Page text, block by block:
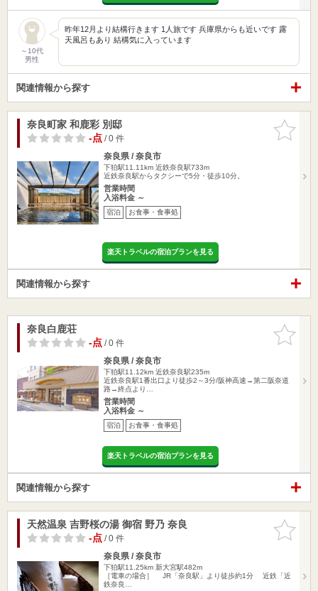
～10代
男性
昨年12月より結構行きます 1人旅です 兵庫県からも近いです 露
天風呂もあり 結構気に入っています
関連情報から探す
お気に入
りに追加
奈良町家 和鹿彩 別邸
-点/ 0 件
奈良県 / 奈良市
下狛駅11.11km 近鉄奈良駅733m
近鉄奈良駅からタクシーで5分・徒歩10分。
営業時間
入浴料金 ～
宿泊 お食事・食事処
楽天トラベルの宿泊プランを見る
関連情報から探す
お気に入
りに追加
奈良白鹿荘
-点/ 0 件
奈良県 / 奈良市
下狛駅11.12km 近鉄奈良駅235m
近鉄奈良駅1番出口より徒歩2～3分/阪神高速→第二阪奈道
路→終点より…
営業時間
入浴料金 ～
宿泊 お食事・食事処
楽天トラベルの宿泊プランを見る
関連情報から探す
お気に入
りに追加
天然温泉 吉野桜の湯 御宿 野乃 奈良
-点/ 0 件
奈良県 / 奈良市
下狛駅11.25km 新大宮駅482m
［電車の場合］ JR「奈良駅」より徒歩約1分 近鉄「近
鉄奈良…